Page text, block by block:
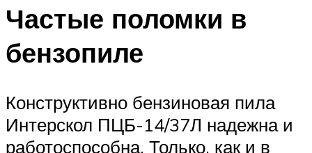
Частые поломки в
бензопиле
Конструктивно бензиновая пила
Интерскол ПЦБ-14/37Л надежна и
работоспособна. Только, как и в